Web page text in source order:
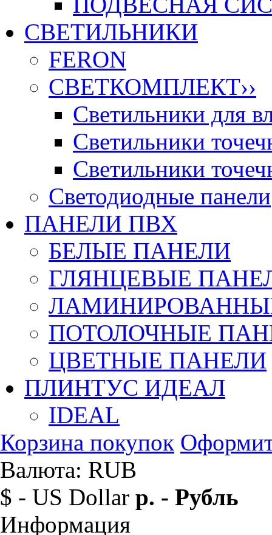
СВЕТИЛЬНИКИ
FERON
СВЕТКОМПЛЕКТ››
Светильники для
Светильники
Светильники
Светодиодные панели
ПАНЕЛИ ПВХ
БЕЛЫЕ ПАНЕЛИ
ГЛЯНЦЕВЫЕ
ПОТОЛОЧНЫЕ
ЦВЕТНЫЕ ПАНЕЛИ
ПЛИНТУС ИДЕАЛ
IDEAL
Корзина покупок
Валюта: RUB
$ - US Dollar р. - Рубль
Информация